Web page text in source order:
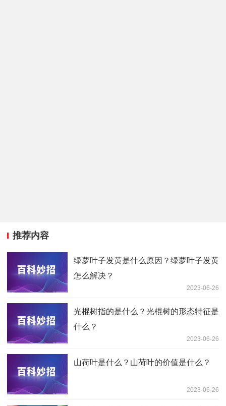
推荐内容
绿萝叶子发黄是什么原因？绿萝叶子发黄
怎么解决？
2023-06-26
光棍树指的是什么？光棍树的形态特征是
什么？
2023-06-26
山荷叶是什么？山荷叶的价值是什么？
2023-06-26